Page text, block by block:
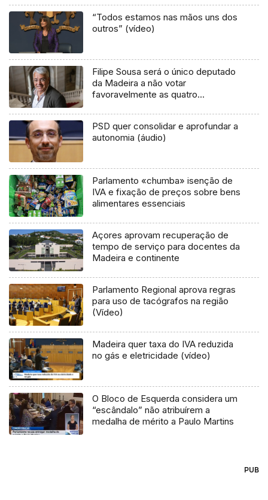
“Todos estamos nas mãos uns dos
outros” (vídeo)
Filipe Sousa será o único deputado
da Madeira a não votar
favoravelmente as quatro
(áudio)
PSD quer consolidar e aprofundar a
autonomia (áudio)
Parlamento «chumba» isenção de
IVA e fixação de preços sobre bens
alimentares essenciais
Açores aprovam recuperação de
tempo de serviço para docentes da
Madeira e continente
Parlamento Regional aprova regras
para uso de tacógrafos na região
(Vídeo)
Madeira quer taxa do IVA reduzida
no gás e eletricidade (vídeo)
O Bloco de Esquerda considera um
“escândalo” não atribuírem a
medalha de mérito a Paulo Martins
PUB